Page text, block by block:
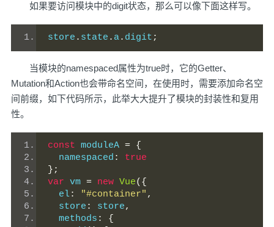
如果要访问模块中的digit状态，那么可以像下面这样写。
store . state . a. digit;
当模块的namespaced属性为true时，它的Getter、
Mutation和Action也会带命名空间，在使用时，需要添加命名空
间前缀，如下代码所示，此举大大提升了模块的封装性和复用
性。
const moduleA = {
  namespaced
:
true
};
var vm = new Vue({
  el
: "#container" ,
  store
: store,
  methods
:
{